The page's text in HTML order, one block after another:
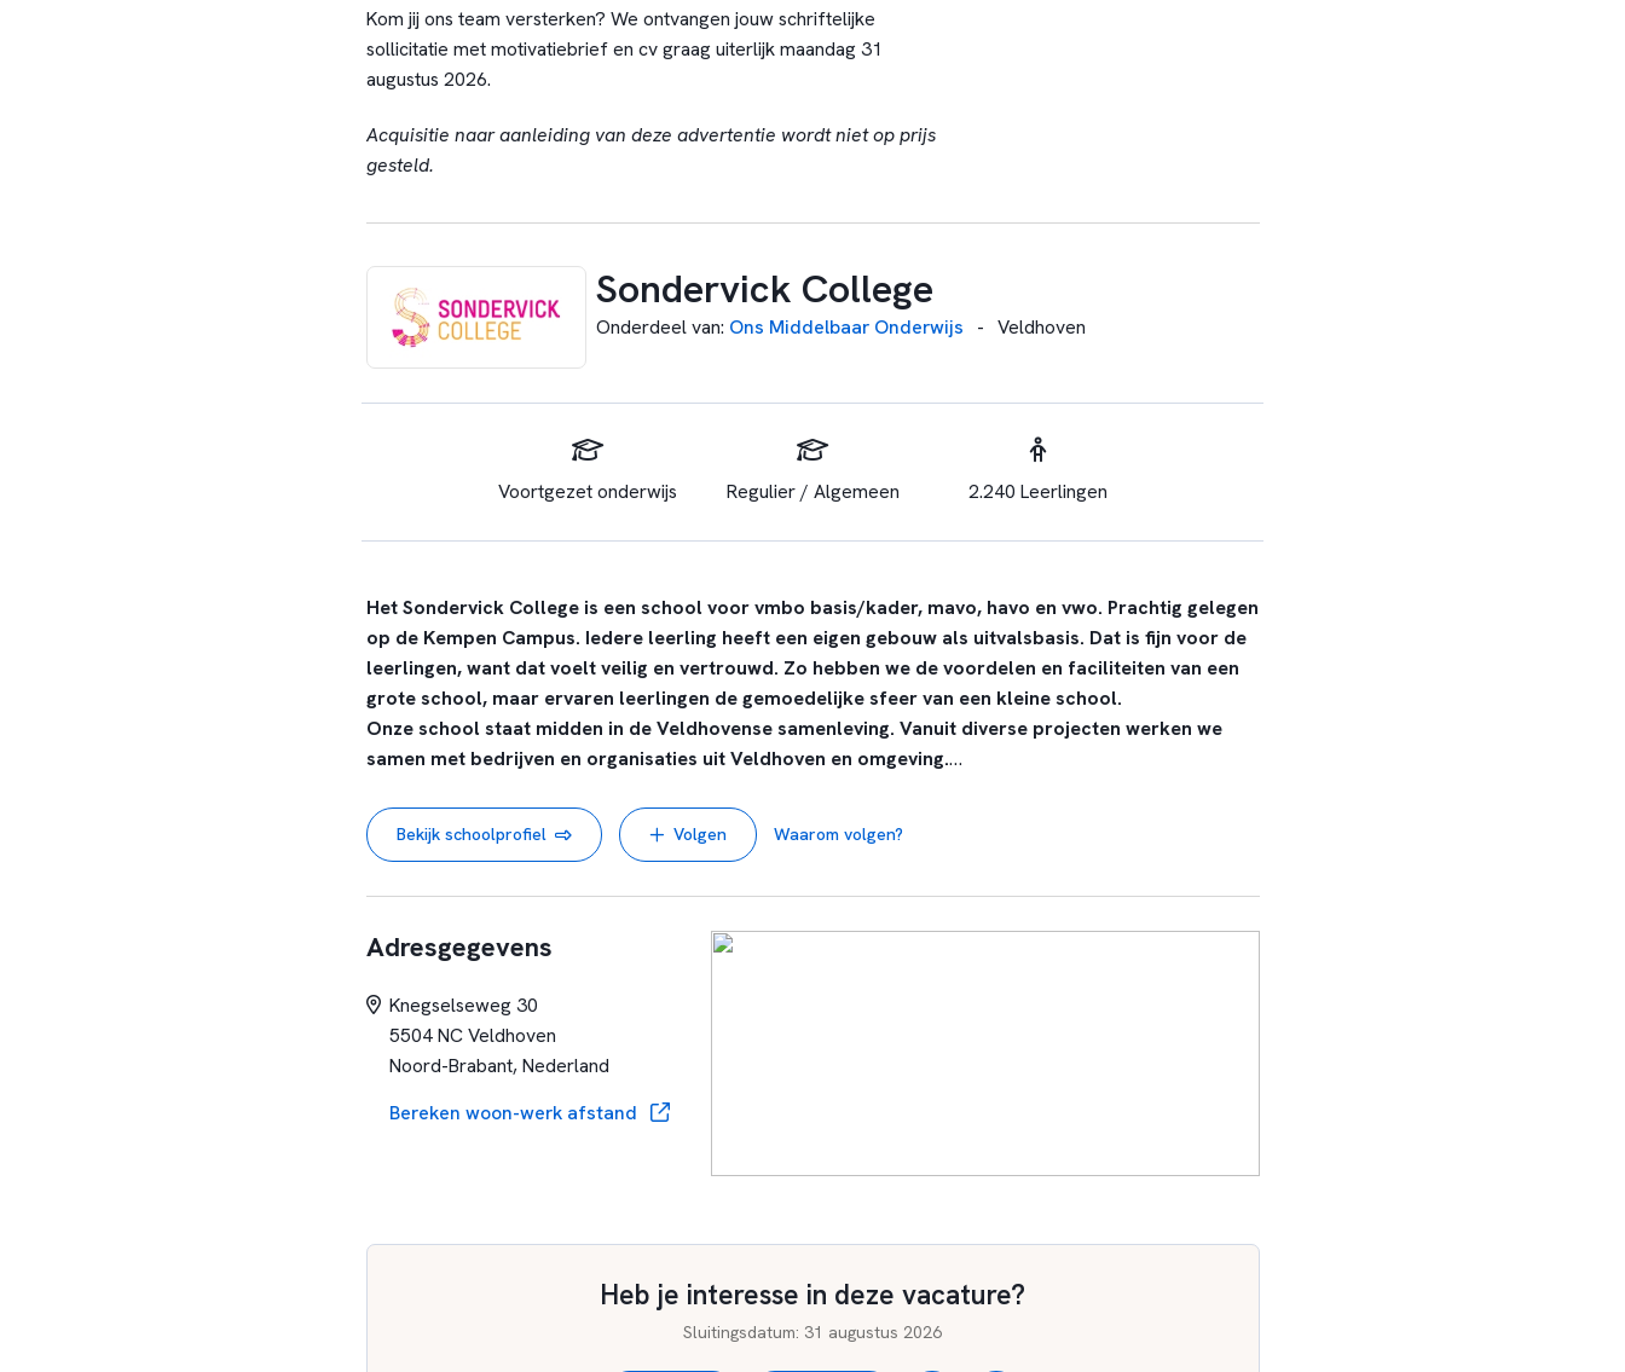
Kom jij ons team versterken? We ontvangen jouw schriftelijke
sollicitatie met motivatiebrief en cv graag uiterlijk maandag 31
augustus 2026.
Acquisitie naar aanleiding van deze advertentie wordt niet op prijs
gesteld.
Sondervick College
Onderdeel van: Ons Middelbaar Onderwijs - Veldhoven
Voortgezet onderwijs Regulier / Algemeen 2.240 Leerlingen
Het Sondervick College is een school voor vmbo basis/kader, mavo, havo en vwo. Prachtig gelegen
op de Kempen Campus. Iedere leerling heeft een eigen gebouw als uitvalsbasis. Dat is fijn voor de
leerlingen, want dat voelt veilig en vertrouwd. Zo hebben we de voordelen en faciliteiten van een
grote school, maar ervaren leerlingen de gemoedelijke sfeer van een kleine school.
Onze school staat midden in de Veldhovense samenleving. Vanuit diverse projecten werken we
samen met bedrijven en organisaties uit Veldhoven en omgeving.
besteden veel aandacht aan internationalisering.
Bekijk schoolprofiel Volgen Waarom volgen?
Adresgegevens
Knegselseweg 30
5504 NC Veldhoven
Noord-Brabant, Nederland
Bereken woon-werk afstand
Heb je interesse in deze vacature?
Sluitingsdatum: 31 augustus 2026